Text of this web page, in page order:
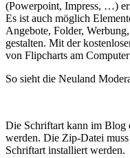
(Powerpoint, Impress, …)
Es ist auch möglich
Angebote, Folder,
gestalten. Mit der
von Flipcharts am
So sieht die Neuland
Die Schriftart kann im Blog
werden. Die Zip-Datei
Schriftart installiert werden.